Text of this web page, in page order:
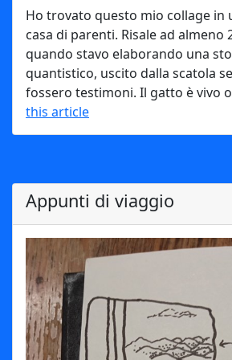
Ho trovato questo mio collage in
casa di parenti. Risale ad almeno
quando stavo elaborando una
quantistico, uscito dalla scatola
fossero testimoni. Il gatto è vivo
this article
Appunti di viaggio